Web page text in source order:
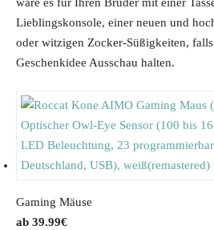
.
a
l
p
r
c
e
w
a
t
p
r
i
e
i
s
Lieblingskonsole, einer neuen und
oder witzigen Zocker-Süßigkeiten,
Geschenkidee Ausschau halten.
Gaming Mäuse
39.99€